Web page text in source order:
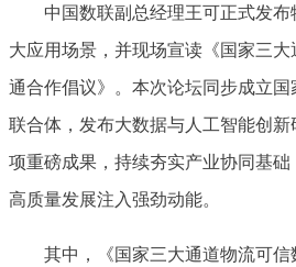
中国数联副总经理王可正式发
大应用场景，并现场宣读《国家三
通合作倡议》。本次论坛同步成立
联合体，发布大数据与人工智能创
项重磅成果，持续夯实产业协同基
高质量发展注入强劲动能。
其中，《国家三大通道物流可信